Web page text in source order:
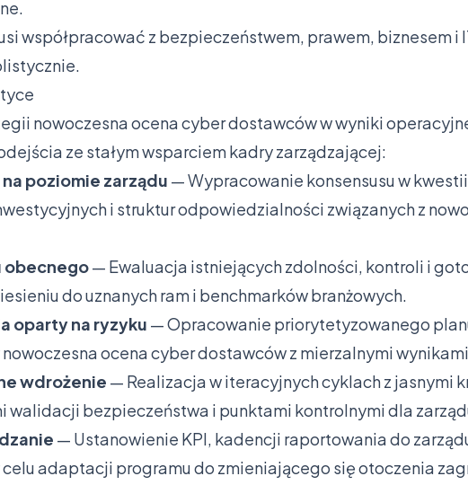
współpracować z bezpieczeństwem, prawem, biznesem i
nowoczesna ocena cyber dostawców w wyniki
ze stałym wsparciem kadry zarządzającej:
poziomie zarządu — Wypracowanie konsensusu w
i struktur odpowiedzialności związanych z
obecnego— Ewaluacja istniejących zdolności, kontroli i
do uznanych ram i benchmarków branżowych.
oparty na ryzyku — Opracowanie priorytetyzowanego
ocena cyber dostawców z mierzalnymi
wdrożenie — Realizacja w iteracyjnych cyklach z jasnymi
walidacji bezpieczeństwa i punktami kontrolnymi dla
— Ustanowienie KPI, kadencji raportowania do
adaptacji programu do zmieniającego się otoczenia